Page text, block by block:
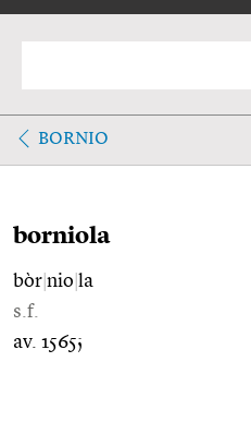
BORNIO
borniola
bòr nio la
s.f.
av. 1565;